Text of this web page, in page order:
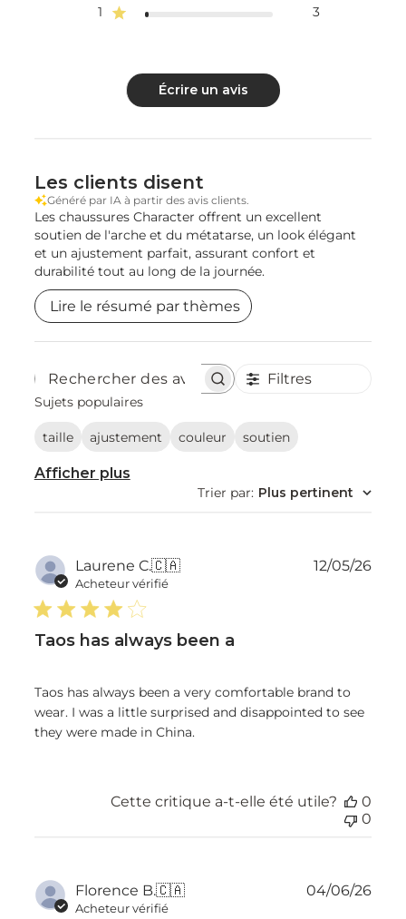
1
3
Écrire un avis
Les clients disent
Généré par IA à partir des avis clients.
Les chaussures Character offrent un excellent
soutien de l'arche et du métatarse, un look élégant
et un ajustement parfait, assurant confort et
durabilité tout au long de la journée.
Lire le résumé par thèmes
Rechercher
des
Filtres
Sujets populaires
taille ajustement couleur soutien
Afficher plus
Trier par: Plus pertinent
Laurene C.🇨🇦
Acheteur vérifié
Taos has always been a
Taos has always been a very comfortable brand to
wear. I was a little surprised and disappointed to see
they were made in China.
Date
12/05/26
Cette critique a-t-elle été utile?
0
0
Florence B.🇨🇦
Acheteur vérifié
Date
04/06/26